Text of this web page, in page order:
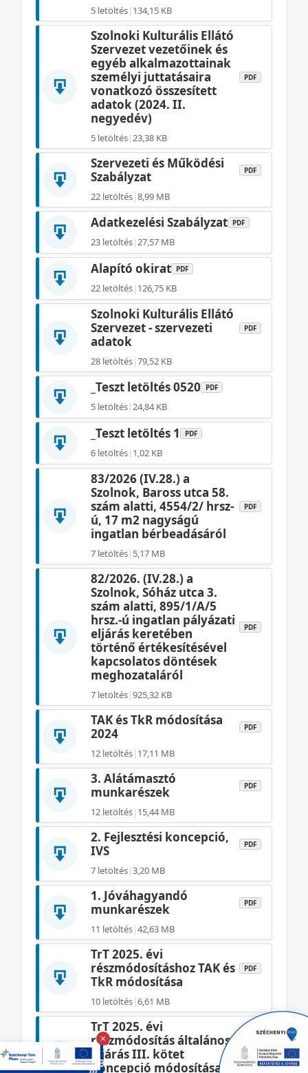
5 letöltés| 134,15 KB
Szolnoki Kulturális Ellátó
Szervezet vezetőinek és
egyéb alkalmazottainak
személyi juttatásaira
vonatkozó összesített
adatok (2024. II.
negyedév)
PDF
5 letöltés|23,38 KB
Szervezeti és Működési
Szabályzat
PDF
22 letöltés|8,99 MB
Adatkezelési Szabályzat PDF
23 letöltés|27,57 MB
Alapító okirat PDF
22 letöltés| 126,75 KB
Szolnoki Kulturális Ellátó
Szervezet - szervezeti
adatok
PDF
28 letöltés|79,52 KB
_Teszt letöltés 0520 PDF
5 letöltés|24,84 KB
_Teszt letöltés 1 PDF
6 letöltés| 1,02 KB
83/2026 (IV.28.) a
Szolnok, Baross utca 58.
szám alatti, 4554/2/ hrsz-
ú, 17 m2 nagyságú
ingatlan bérbeadásáról
PDF
7 letöltés| 5,17 MB
82/2026. (IV.28.) a
Szolnok, Sóház utca 3.
szám alatti, 895/1/A/5
hrsz.-ú ingatlan pályázati
eljárás keretében
történő értékesítésével
kapcsolatos döntések
meghozataláról
PDF
7 letöltés|925,32 KB
TAK és TkR módosítása
2024
PDF
12 letöltés| 17,11 MB
3. Alátámasztó
munkarészek
PDF
12 letöltés| 15,44 MB
2. Fejlesztési koncepció,
IVS
PDF
7 letöltés|3,20 MB
1. Jóváhagyandó
munkarészek
PDF
11 letöltés|42,63 MB
TrT 2025. évi
részmódosításhoz TAK és
TkR módosítása
PDF
10 letöltés|6,61 MB
TrT 2025. évi
részmódosítás általános
eljárás III. kötet
Koncepció módosítása
PDF
×